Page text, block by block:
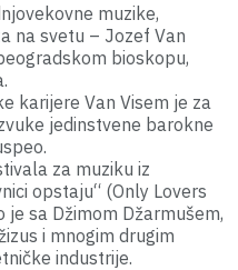
muzike,
na svetu – Jozef Van
bioskopu,
karijere Van Visem je za
jedinstvene barokne
za muziku iz
opstaju“ (Only Lovers
je sa Džimom Džarmušem,
i mnogim drugim
industrije.